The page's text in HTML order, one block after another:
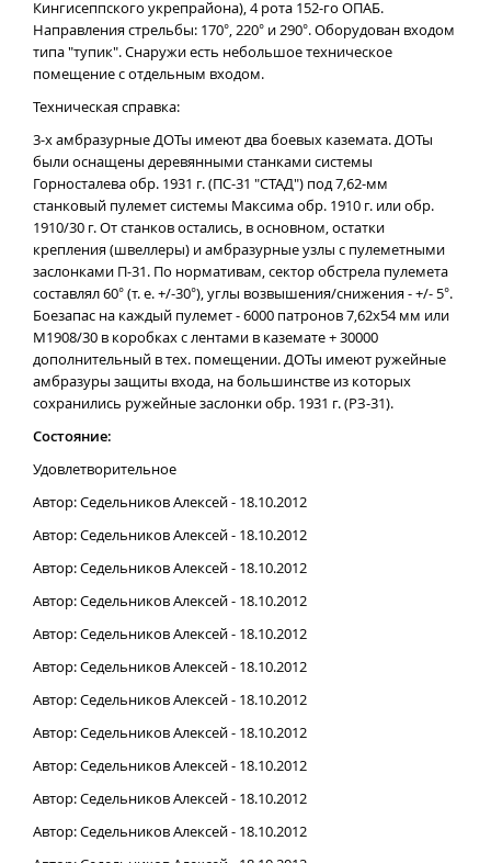
Кингисеппского укрепрайона), 4 рота 152-го ОПАБ.
Направления стрельбы: 170°, 220° и 290°. Оборудован входом
типа "тупик". Снаружи есть небольшое техническое
помещение с отдельным входом.
Техническая справка:
3-х амбразурные ДОТы имеют два боевых каземата. ДОТы
были оснащены деревянными станками системы
Горносталева обр. 1931 г. (ПС-31 "СТАД") под 7,62-мм
станковый пулемет системы Максима обр. 1910 г. или обр.
1910/30 г. От станков остались, в основном, остатки
крепления (швеллеры) и амбразурные узлы с пулеметными
заслонками П-31. По нормативам, сектор обстрела пулемета
составлял 60° (т. е. +/-30°), углы возвышения/снижения - +/- 5°.
Боезапас на каждый пулемет - 6000 патронов 7,62x54 мм или
М1908/30 в коробках с лентами в каземате + 30000
дополнительный в тех. помещении. ДОТы имеют ружейные
амбразуры защиты входа, на большинстве из которых
сохранились ружейные заслонки обр. 1931 г. (РЗ-31).
Состояние:
Удовлетворительное
Автор: Седельников Алексей - 18.10.2012
Автор: Седельников Алексей - 18.10.2012
Автор: Седельников Алексей - 18.10.2012
Автор: Седельников Алексей - 18.10.2012
Автор: Седельников Алексей - 18.10.2012
Автор: Седельников Алексей - 18.10.2012
Автор: Седельников Алексей - 18.10.2012
Автор: Седельников Алексей - 18.10.2012
Автор: Седельников Алексей - 18.10.2012
Автор: Седельников Алексей - 18.10.2012
Автор: Седельников Алексей - 18.10.2012